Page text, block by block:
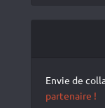
Envie de
partenaire !